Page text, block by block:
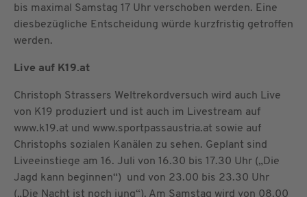
bis maximal Samstag 17 Uhr verschoben werden. Eine
diesbezügliche Entscheidung würde kurzfristig getroffen
werden.
Live auf K19.at
Christoph Strassers Weltrekordversuch wird auch Live
von K19 produziert und ist auch im Livestream auf
www.k19.at und www.sportpassaustria.at sowie auf
Christophs sozialen Kanälen zu sehen. Geplant sind
Liveeinstiege am 16. Juli von 16.30 bis 17.30 Uhr („Die
Jagd kann beginnen“) und von 23.00 bis 23.30 Uhr
(„Die Nacht ist noch jung“). Am Samstag wird von 08.00